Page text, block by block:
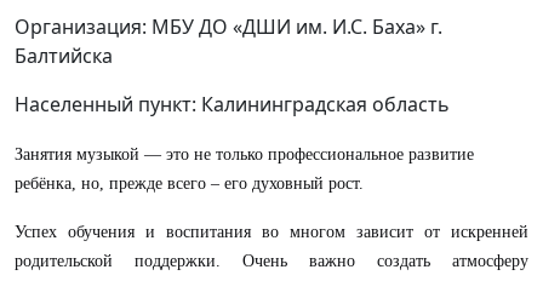
Организация: МБУ ДО «ДШИ им. И.С. Баха» г.
Балтийска
Населенный пункт: Калининградская область
Занятия музыкой — это не только профессиональное развитие
ребёнка, но, прежде всего – его духовный рост.
Успех обучения и воспитания во многом зависит от искренней
родительской поддержки. Очень важно создать атмосферу